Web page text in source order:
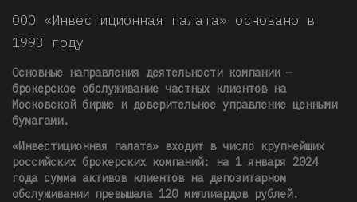
ООО «Инвестиционная палата» основано в
1993 году
Основные направления деятельности компании —
брокерское обслуживание частных клиентов на
Московской бирже и доверительное управление ценными
бумагами.
«Инвестиционная палата» входит в число крупнейших
российских брокерских компаний: на 1 января 2024
года сумма активов клиентов на депозитарном
обслуживании превышала 120 миллиардов рублей.